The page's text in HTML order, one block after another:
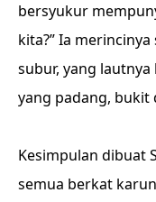
bersyukur
kita?” Ia
subur, yang
yang padang, bukit
Kesimpulan dibuat
semua berkat